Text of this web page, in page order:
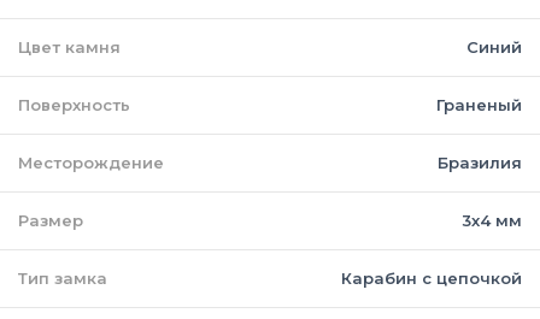
Цвет камня Синий
Поверхность Граненый
Месторождение Бразилия
Размер 3х4 мм
Тип замка Карабин с цепочкой